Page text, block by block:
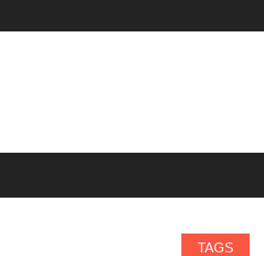
TAGS